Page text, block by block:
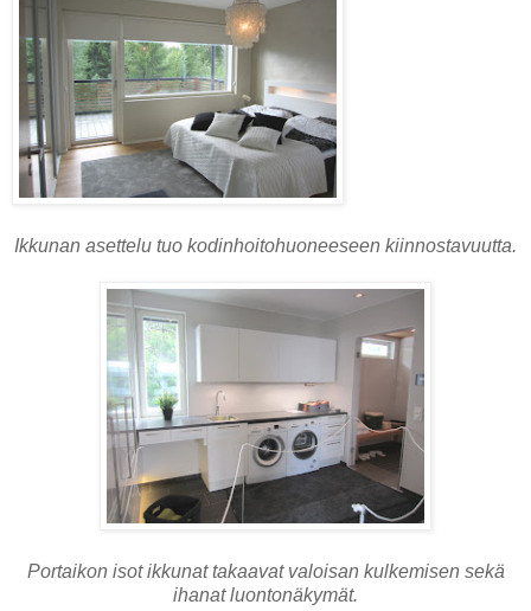
Ikkunan asettelu tuo kodinhoitohuoneeseen kiinnostavuutta.
Portaikon isot ikkunat takaavat valoisan kulkemisen sekä
ihanat luontonäkymät.